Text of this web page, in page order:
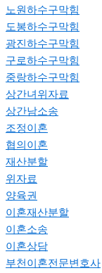
노원하수구막힘
도봉하수구막힘
광진하수구막힘
구로하수구막힘
중랑하수구막힘
상간녀위자료
상간남소송
조정이혼
협의이혼
재산분할
위자료
양육권
이혼재산분할
이혼소송
이혼상담
부천이혼전문변호사